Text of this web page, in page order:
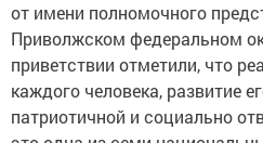
от имени полномочного
Приволжском федеральном
приветствии отметили, что
каждого человека, развитие
патриотичной и социально